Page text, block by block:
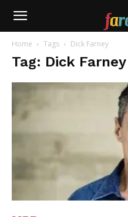
Farofafá
Home Tags Dick Farney
Tag: Dick Farney